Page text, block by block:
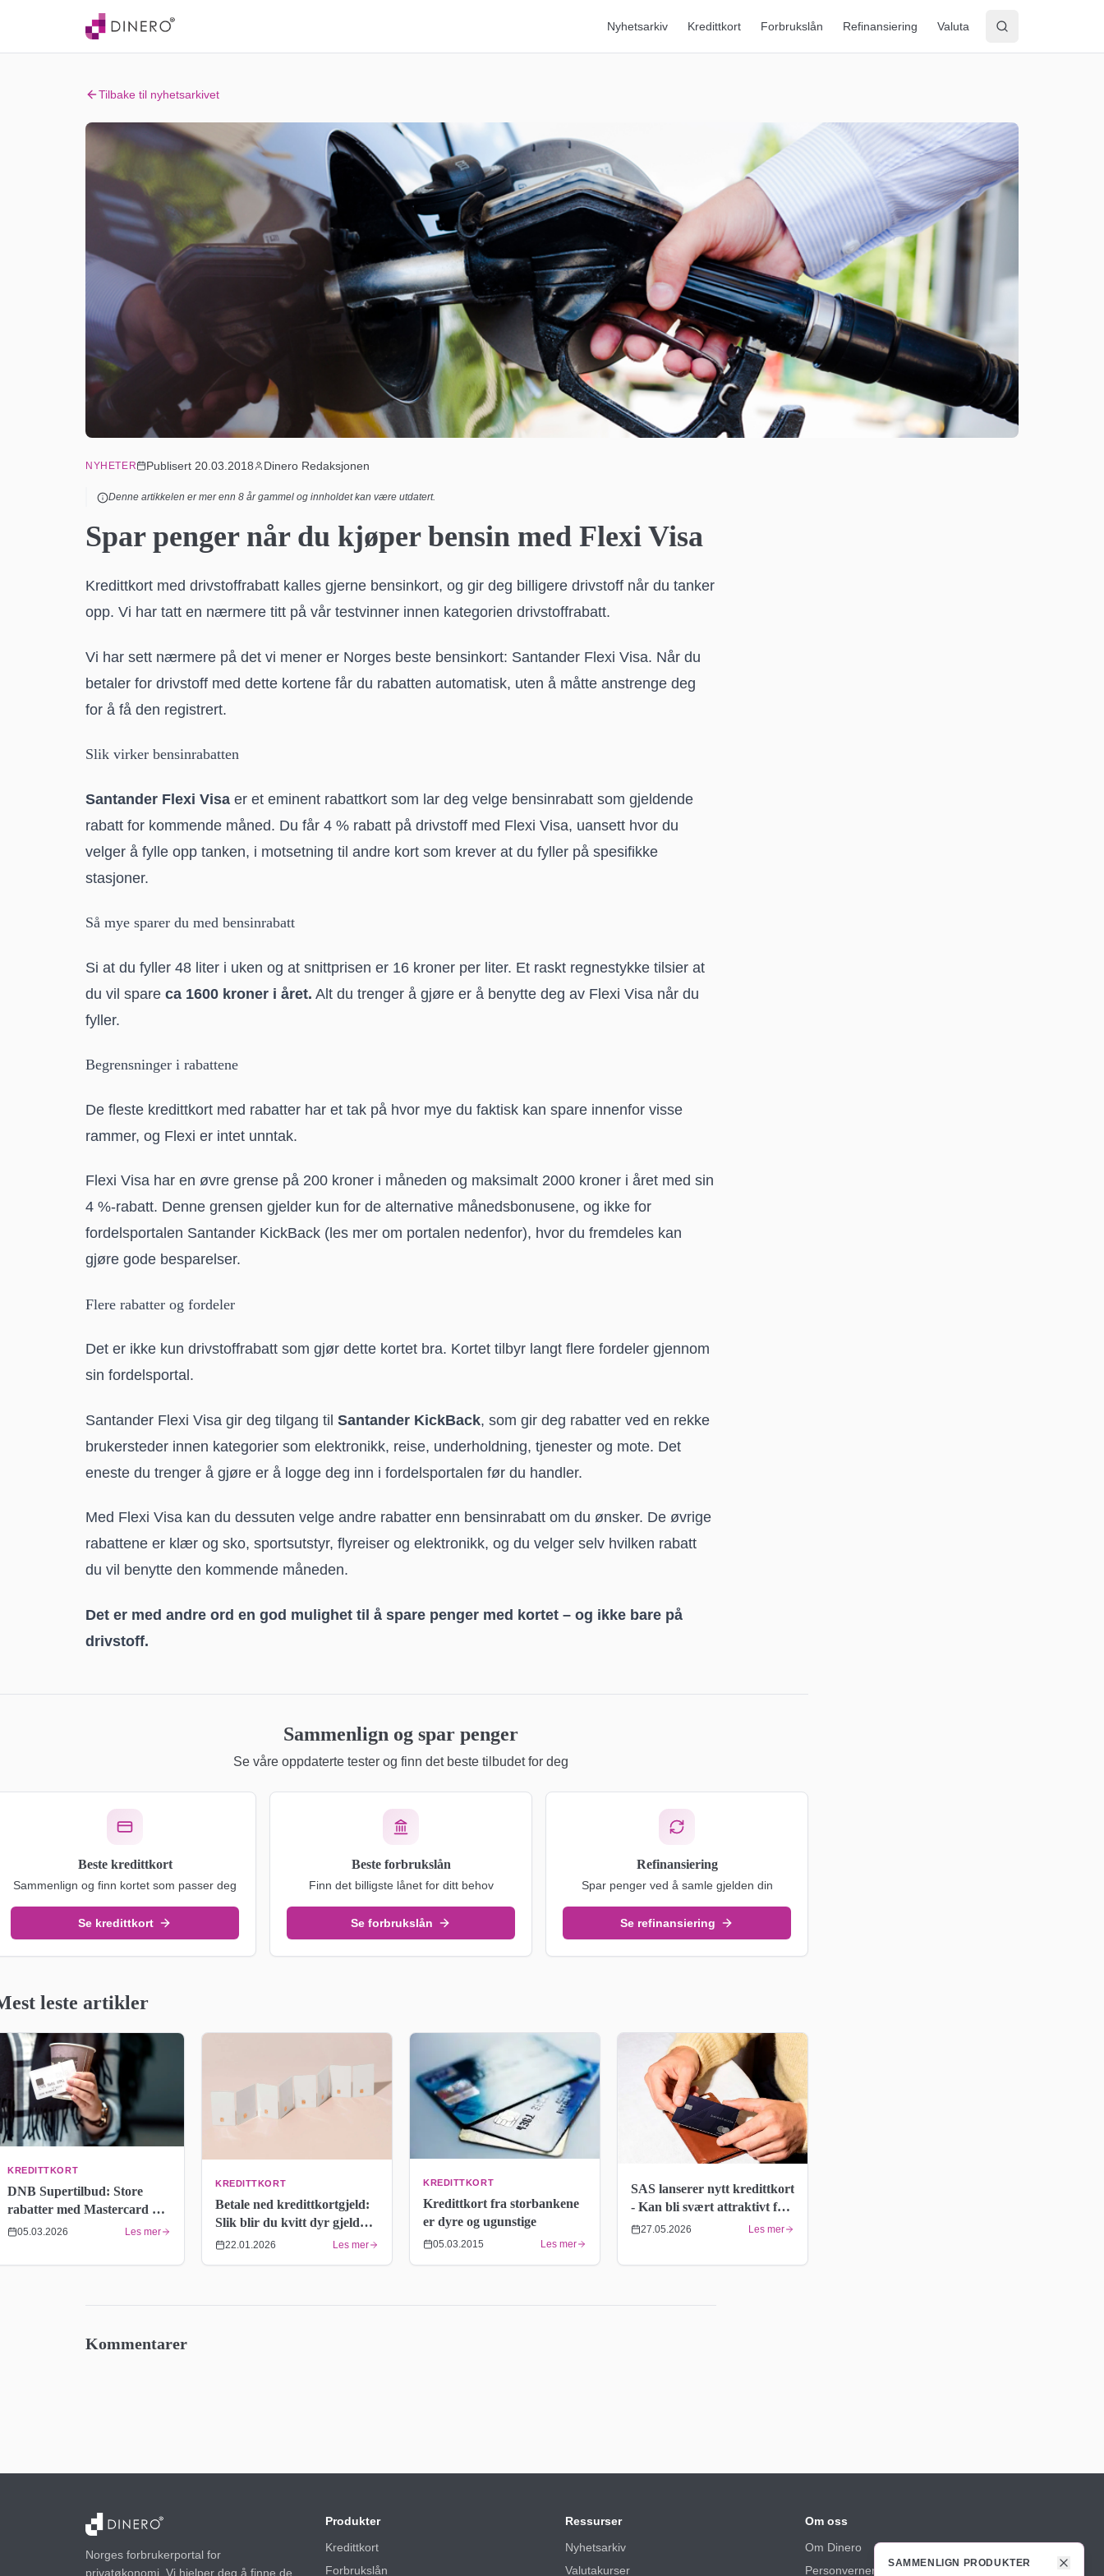
Nyhetsarkiv Kredittkort Forbrukslån Refinansiering Valuta
Tilbake til nyhetsarkivet
NYHETER Publisert 20.03.2018 Dinero Redaksjonen
Denne artikkelen er mer enn 8 år gammel og innholdet kan være utdatert.
Spar penger når du kjøper bensin med Flexi Visa
Kredittkort med drivstoffrabatt kalles gjerne bensinkort, og gir deg billigere drivstoff når du tanker
opp. Vi har tatt en nærmere titt på vår testvinner innen kategorien drivstoffrabatt.
Vi har sett nærmere på det vi mener er Norges beste bensinkort: Santander Flexi Visa. Når du
betaler for drivstoff med dette kortene får du rabatten automatisk, uten å måtte anstrenge deg
for å få den registrert.
Slik virker bensinrabatten
Santander Flexi Visa er et eminent rabattkort som lar deg velge bensinrabatt som gjeldende
rabatt for kommende måned. Du får 4 % rabatt på drivstoff med Flexi Visa, uansett hvor du
velger å fylle opp tanken, i motsetning til andre kort som krever at du fyller på spesifikke
stasjoner.
Så mye sparer du med bensinrabatt
Si at du fyller 48 liter i uken og at snittprisen er 16 kroner per liter. Et raskt regnestykke tilsier at
du vil spare ca 1600 kroner i året. Alt du trenger å gjøre er å benytte deg av Flexi Visa når du
fyller.
Begrensninger i rabattene
De fleste kredittkort med rabatter har et tak på hvor mye du faktisk kan spare innenfor visse
rammer, og Flexi er intet unntak.
Flexi Visa har en øvre grense på 200 kroner i måneden og maksimalt 2000 kroner i året med sin
4 %-rabatt. Denne grensen gjelder kun for de alternative månedsbonusene, og ikke for
fordelsportalen Santander KickBack (les mer om portalen nedenfor), hvor du fremdeles kan
gjøre gode besparelser.
Flere rabatter og fordeler
Det er ikke kun drivstoffrabatt som gjør dette kortet bra. Kortet tilbyr langt flere fordeler gjennom
sin fordelsportal.
Santander Flexi Visa gir deg tilgang til Santander KickBack, som gir deg rabatter ved en rekke
brukersteder innen kategorier som elektronikk, reise, underholdning, tjenester og mote. Det
eneste du trenger å gjøre er å logge deg inn i fordelsportalen før du handler.
Med Flexi Visa kan du dessuten velge andre rabatter enn bensinrabatt om du ønsker. De øvrige
rabattene er klær og sko, sportsutstyr, flyreiser og elektronikk, og du velger selv hvilken rabatt
du vil benytte den kommende måneden.
Det er med andre ord en god mulighet til å spare penger med kortet – og ikke bare på
drivstoff.
Sammenlign og spar penger
Se våre oppdaterte tester og finn det beste tilbudet for deg
Beste kredittkort
Sammenlign og finn kortet som passer deg
Se kredittkort
Beste forbrukslån
Finn det billigste lånet for ditt behov
Se forbrukslån
Refinansiering
Spar penger ved å samle gjelden din
Se refinansiering
leste artikler
KREDITTKORT
DNB Supertilbud: Store
rabatter med Mastercard –
Full historikk 2015–2026
05.03.2026 Les mer
KREDITTKORT
Betale ned kredittkortgjeld:
Slik blir du kvitt dyr gjeld
raskere
22.01.2026 Les mer
KREDITTKORT
Kredittkort fra storbankene
er dyre og ugunstige
05.03.2015 Les mer
SAS lanserer nytt kredittkort
- Kan bli svært attraktivt for
bedrifter
27.05.2026 Les mer
Kommentarer
SAMMENLIGN PRODUKTER
Norges forbrukerportal for
privatøkonomi. Vi hjelper deg å finne de
Produkter
Kredittkort
Forbrukslån
Ressurser
Nyhetsarkiv
Valutakurser
Om oss
Om Dinero
Personvernerklæring